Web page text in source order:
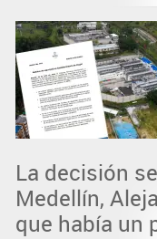
La decisión
Medellín,
que había un